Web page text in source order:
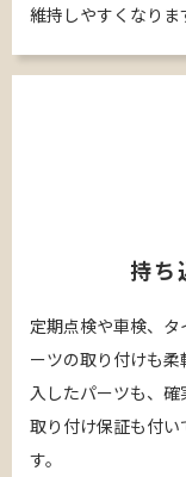
維持しやすくなりま
持ち
定期点検や車検、
ーツの取り付けも
入したパーツも、確
取り付け保証も付
す。